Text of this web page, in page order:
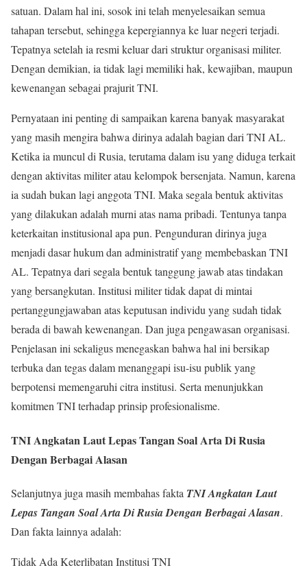
satuan. Dalam hal ini, sosok ini telah menyelesaikan semua
tahapan tersebut, sehingga kepergiannya ke luar negeri terjadi.
Tepatnya setelah ia resmi keluar dari struktur organisasi militer.
Dengan demikian, ia tidak lagi memiliki hak, kewajiban, maupun
kewenangan sebagai prajurit TNI.
Pernyataan ini penting di sampaikan karena banyak masyarakat
yang masih mengira bahwa dirinya adalah bagian dari TNI AL.
Ketika ia muncul di Rusia, terutama dalam isu yang diduga terkait
dengan aktivitas militer atau kelompok bersenjata. Namun, karena
ia sudah bukan lagi anggota TNI. Maka segala bentuk aktivitas
yang dilakukan adalah murni atas nama pribadi. Tentunya tanpa
keterkaitan institusional apa pun. Pengunduran dirinya juga
menjadi dasar hukum dan administratif yang membebaskan TNI
AL. Tepatnya dari segala bentuk tanggung jawab atas tindakan
yang bersangkutan. Institusi militer tidak dapat di mintai
pertanggungjawaban atas keputusan individu yang sudah tidak
berada di bawah kewenangan. Dan juga pengawasan organisasi.
Penjelasan ini sekaligus menegaskan bahwa hal ini bersikap
terbuka dan tegas dalam menanggapi isu-isu publik yang
berpotensi memengaruhi citra institusi. Serta menunjukkan
komitmen TNI terhadap prinsip profesionalisme.
TNI Angkatan Laut Lepas Tangan Soal Arta Di Rusia
Dengan Berbagai Alasan
Selanjutnya juga masih membahas fakta TNI Angkatan Laut
Lepas Tangan Soal Arta Di Rusia Dengan Berbagai Alasan.
Dan fakta lainnya adalah:
Tidak Ada Keterlibatan Institusi TNI